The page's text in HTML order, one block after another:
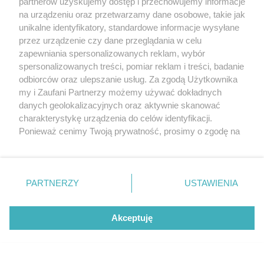
czy ten walący prosto z mostu ale szczerze.
Cytuj IP: 78.31.xx7.xx6 #
+2
Dikembe_Mutombo_gość_gość_gość
14.01.2020, 09:42
"Kazimierz Smoliński powtórzył, że nie
wyklucza zwrócenia się o wsparcie
Trwają też rozmowy z generalnym
konserwatorem zabytków. Pojawił się
na urządzeniu oraz przetwarzamy dane osobowe, takie jak
unikalne identyfikatory, standardowe informacje wysyłane
przez urządzenie czy dane przeglądania w celu
zapewniania spersonalizowanych reklam, wybór
spersonalizowanych treści, pomiar reklam i treści, badanie
odbiorców oraz ulepszanie usług. Za zgodą Użytkownika
my i Zaufani Partnerzy możemy używać dokładnych
danych geolokalizacyjnych oraz aktywnie skanować
charakterystykę urządzenia do celów identyfikacji.
Ponieważ cenimy Twoją prywatność, prosimy o zgodę na
znajdujący się w lewym dolnym rogu strony
. Niektóre
przetwarzaniu. Preferencje będą miały zastosowania tylko
PARTNERZY USTAWIENIA
Akceptuję